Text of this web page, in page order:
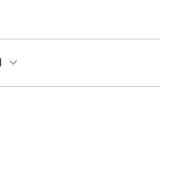
problem med den